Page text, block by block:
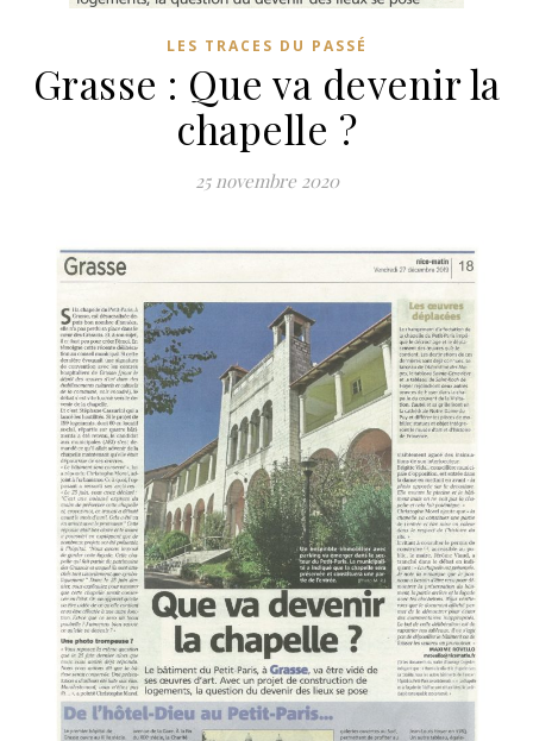
LES TRACES DU PASSÉ
Grasse : Que va devenir la
chapelle ?
25 novembre 2020